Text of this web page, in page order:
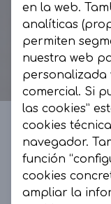
La
La
en la web.
analíticas
permiten
nuestra web
personalizada
comercial. Si
las cookies”
cookies
navegador.
función
cookies
ampliar la